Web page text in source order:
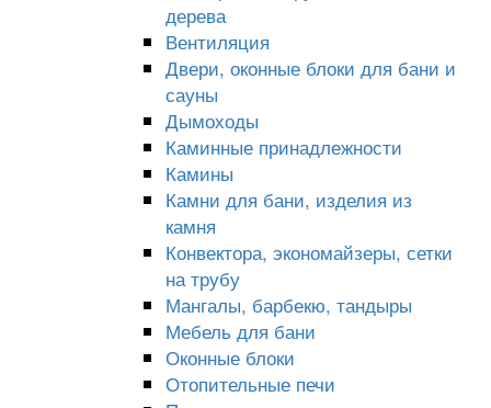
дерева
Вентиляция
Двери, оконные блоки для бани и
сауны
Дымоходы
Каминные принадлежности
Камины
Камни для бани, изделия из
камня
Конвектора, экономайзеры, сетки
на трубу
Мангалы, барбекю, тандыры
Мебель для бани
Оконные блоки
Отопительные печи